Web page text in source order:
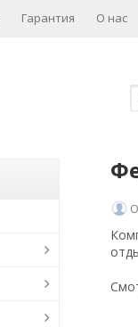
Гарантия О нас